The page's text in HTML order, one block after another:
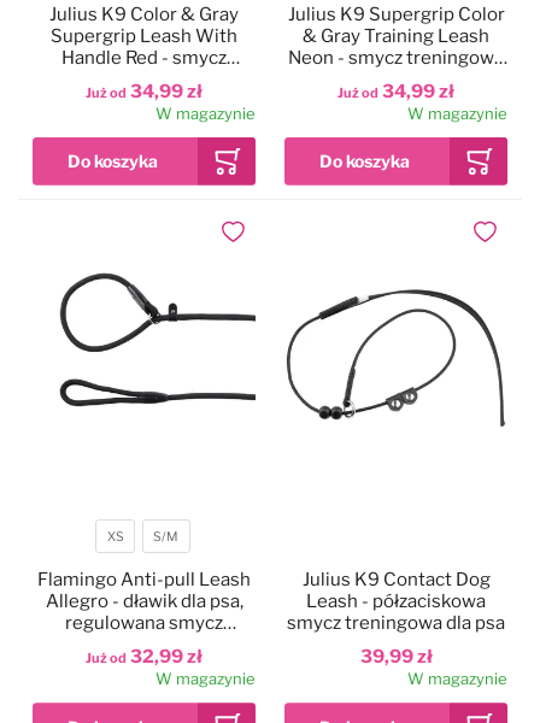
Już od 34,99 zł
Julius K9 Color & Gray
Supergrip Leash With
Handle Red - smycz
treningowa z uchwytem,
czerwona, antypoślizgowa
W magazynie
Już od 34,99 zł
Julius K9 Supergrip Color
& Gray Training Leash
Neon - smycz treningowa
z uchwytem, neonowa
żółta
W magazynie
Rozmiar
XS S/M
Już od 32,99 zł
Flamingo Anti-pull Leash
Allegro - dławik dla psa,
regulowana smycz
zaciskowa z uchwytem,
czarna linka, 165cm
W magazynie
Dodaj do ulubionych
39,99 zł
Julius K9 Contact Dog
Leash - półzaciskowa
smycz treningowa dla psa
W magazynie
Dodaj